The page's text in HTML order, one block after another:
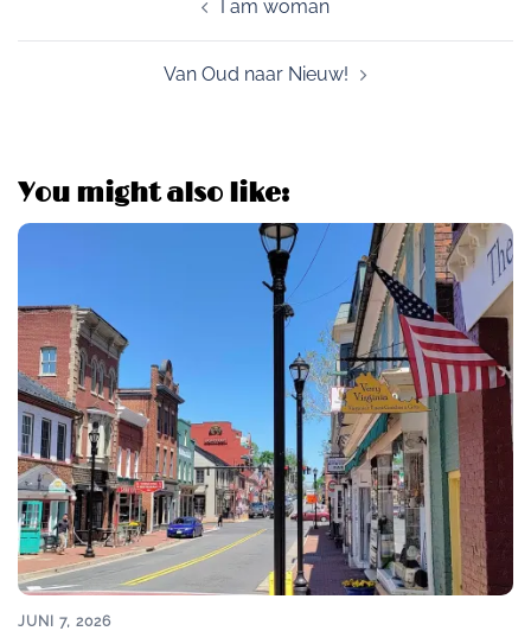
navigation
I am woman
Van Oud naar Nieuw!
You might also like:
JUNI 7, 2026